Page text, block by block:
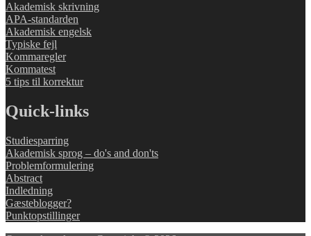
Akademisk skrivning
APA-standarden
Akademisk engelsk
Typiske fejl
Kommaregler
Kommatest
5 tips til korrektur
Quick-links
Studiesparring
Akademisk sprog – do's and don'ts
Problemformulering
Abstract
Indledning
Gæsteblogger?
Punktopstillinger